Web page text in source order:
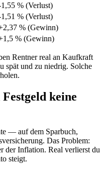
% (Verlust)
% (Verlust)
% (Gewinn)
% (Gewinn)
Rentner real an Kaufkraft
spät und zu niedrig. Solche
keine
— auf dem Sparbuch,
Das Problem:
der Inflation. Real verlierst du
steigt.